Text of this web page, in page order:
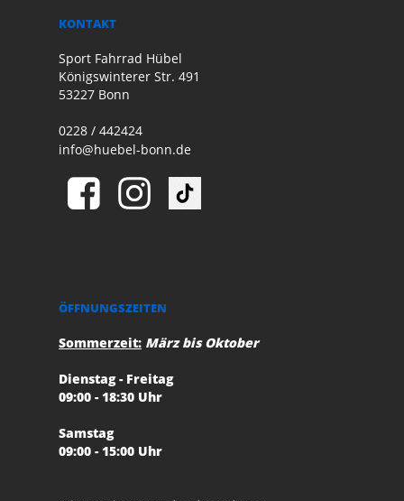
KONTAKT
Sport Fahrrad Hübel
Königswinterer Str. 491
53227 Bonn
0228 / 442424
info@huebel-bonn.de
ÖFFNUNGSZEITEN
Sommerzeit: März bis Oktober
Dienstag - Freitag
09:00 - 18:30 Uhr
Samstag
09:00 - 15:00 Uhr